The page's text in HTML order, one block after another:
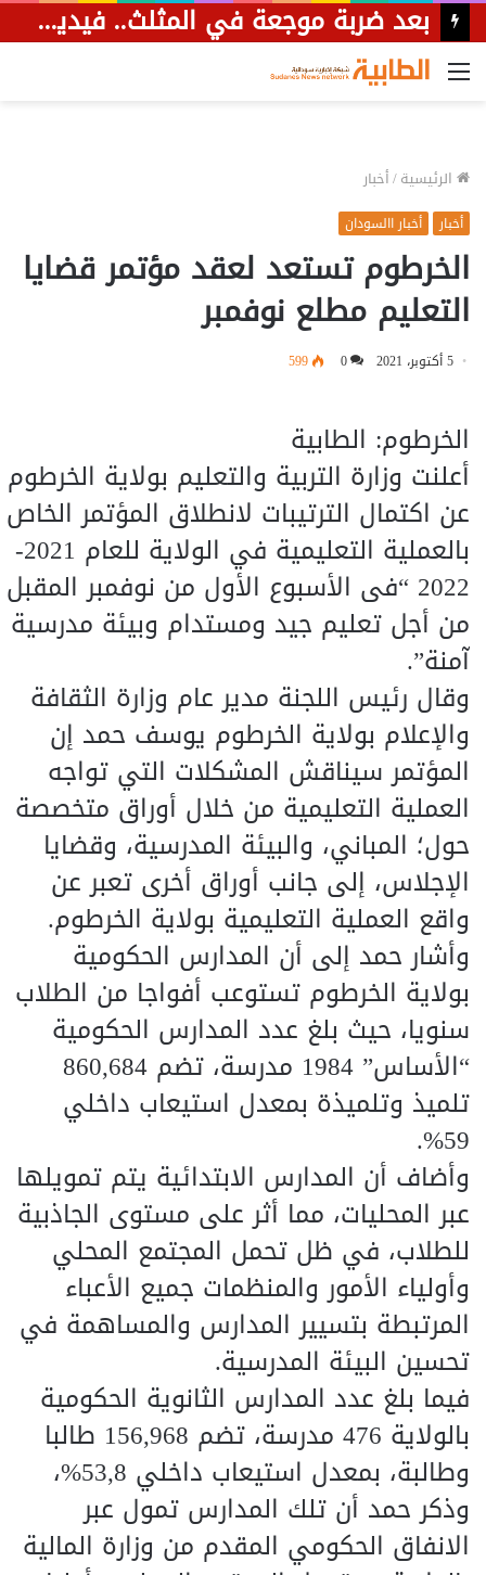
القائمة
الرئيسية/أخبار
أخبار أخبار االسودان
الخرطوم تستعد لعقد مؤتمر قضايا
التعليم مطلع نوفمبر
5 أكتوبر، 2021 0
599
الخرطوم: الطابية
أعلنت وزارة التربية والتعليم بولاية الخرطوم
عن اكتمال الترتيبات لانطلاق المؤتمر الخاص
بالعملية التعليمية في الولاية للعام 2021-
2022 “فى الأسبوع الأول من نوفمبر المقبل
من أجل تعليم جيد ومستدام وبيئة مدرسية
آمنة”.
وقال رئيس اللجنة مدير عام وزارة الثقافة
والإعلام بولاية الخرطوم يوسف حمد إن
المؤتمر سيناقش المشكلات التي تواجه
العملية التعليمية من خلال أوراق متخصصة
حول؛ المباني، والبيئة المدرسية، وقضايا
الإجلاس، إلى جانب أوراق أخرى تعبر عن
واقع العملية التعليمية بولاية الخرطوم.
وأشار حمد إلى أن المدارس الحكومية
بولاية الخرطوم تستوعب أفواجا من الطلاب
سنويا، حيث بلغ عدد المدارس الحكومية
“الأساس” 1984 مدرسة، تضم 860,684
تلميذ وتلميذة بمعدل استيعاب داخلي
59%.
وأضاف أن المدارس الابتدائية يتم تمويلها
عبر المحليات، مما أثر على مستوى الجاذبية
للطلاب، في ظل تحمل المجتمع المحلي
وأولياء الأمور والمنظمات جميع الأعباء
المرتبطة بتسيير المدارس والمساهمة في
تحسين البيئة المدرسية.
فيما بلغ عدد المدارس الثانوية الحكومية
بالولاية 476 مدرسة، تضم 156,968 طالبا
وطالبة، بمعدل استيعاب داخلي 53,8%،
وذكر حمد أن تلك المدارس تمول عبر
الانفاق الحكومي المقدم من وزارة المالية